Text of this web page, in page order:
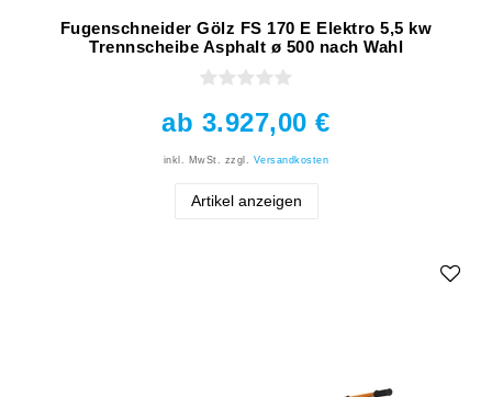
Fugenschneider Gölz FS 170 E Elektro 5,5 kw
Trennscheibe Asphalt ø 500 nach Wahl
ab 3.927,00 €
inkl. MwSt. zzgl. Versandkosten
Artikel anzeigen